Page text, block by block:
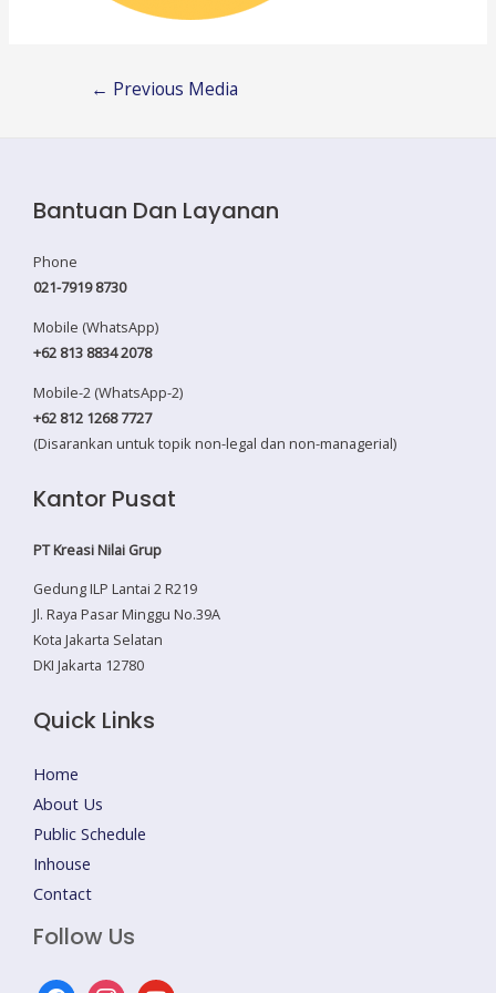
← Previous Media
Bantuan Dan Layanan
Phone
021-7919 8730
Mobile (WhatsApp)
+62 813 8834 2078
Mobile-2 (WhatsApp-2)
+62 812 1268 7727
(Disarankan untuk topik non-legal dan non-managerial)
Kantor Pusat
PT Kreasi Nilai Grup
Gedung ILP Lantai 2 R219
Jl. Raya Pasar Minggu No.39A
Kota Jakarta Selatan
DKI Jakarta 12780
Quick Links
Home
About Us
Public Schedule
Inhouse
Contact
Follow Us